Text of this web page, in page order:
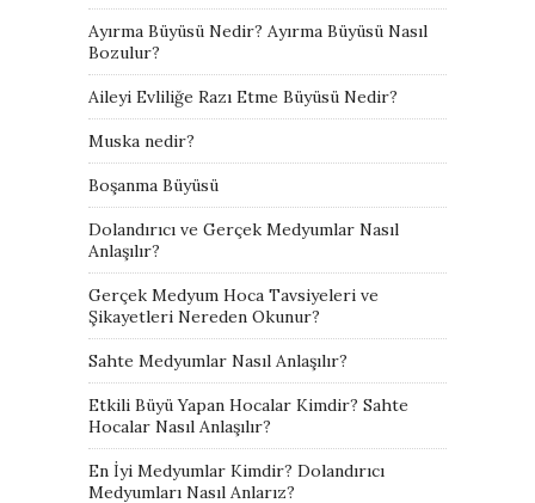
Ayırma Büyüsü Nedir? Ayırma Büyüsü Nasıl
Bozulur?
Aileyi Evliliğe Razı Etme Büyüsü Nedir?
Muska nedir?
Boşanma Büyüsü
Dolandırıcı ve Gerçek Medyumlar Nasıl
Anlaşılır?
Gerçek Medyum Hoca Tavsiyeleri ve
Şikayetleri Nereden Okunur?
Sahte Medyumlar Nasıl Anlaşılır?
Etkili Büyü Yapan Hocalar Kimdir? Sahte
Hocalar Nasıl Anlaşılır?
En İyi Medyumlar Kimdir? Dolandırıcı
Medyumları Nasıl Anlarız?